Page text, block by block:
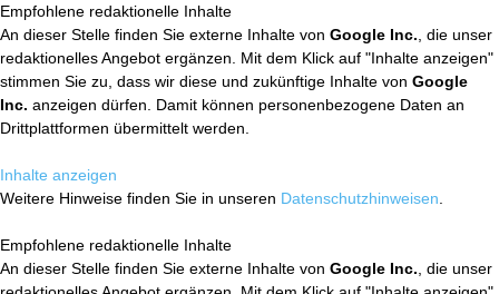
Empfohlene redaktionelle Inhalte
An dieser Stelle finden Sie externe Inhalte von Google Inc. , die unser
redaktionelles Angebot ergänzen. Mit dem Klick auf "Inhalte anzeigen"
stimmen Sie zu, dass wir diese und zukünftige Inhalte von Google
Inc. anzeigen dürfen. Damit können personenbezogene Daten an
Drittplattformen übermittelt werden.
Inhalte anzeigen
Weitere Hinweise finden Sie in unseren Datenschutzhinweisen
Empfohlene redaktionelle Inhalte
An dieser Stelle finden Sie externe Inhalte von Google Inc. , die unser